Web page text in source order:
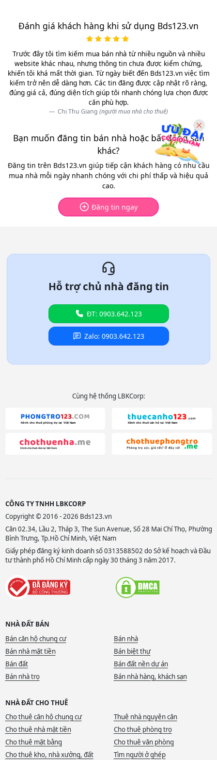
Đánh giá khách hàng khi sử dụng Bds123.vn
Trước đây tôi tìm kiếm mua bán nhà từ nhiều nguồn và nhiều
website khác nhau, nhưng thông tin chưa được kiểm chứng,
khiến tôi khá mất thời gian. Từ ngày biết đến Bds123.vn việc tìm
kiếm trở nên dễ dàng hơn. Các tin đăng được cập nhật rõ ràng,
đúng giá cả, đúng diện tích giúp tôi nhanh chóng lựa chọn được
căn phù hợp.
Chị Thu Giang (người mua nhà cho thuê)
Bạn muốn đăng tin bán nhà hoặc bất động sản
khác?
Đăng tin trên Bds123.vn giúp tiếp cận khách hàng có nhu cầu
mua nhà mỗi ngày nhanh chóng với chi phí thấp và hiệu quả
cao.
Đăng tin ngay
Hỗ trợ chủ nhà đăng tin
ĐT: 0903.642.123
Zalo: 0903.642.123
Cùng hệ thống LBKCorp:
CÔNG TY TNHH LBKCORP
Copyright © 2016 - 2026 Bds123.vn
Căn 02.34, Lầu 2, Tháp 3, The Sun Avenue, Số 28 Mai Chí Thọ, Phường
Bình Trưng, Tp.Hồ Chí Minh, Việt Nam
Giấy phép đăng ký kinh doanh số 0313588502 do Sở kế hoạch và Đầu
tư thành phố Hồ Chí Minh cấp ngày 30 tháng 3 năm 2017.
NHÀ ĐẤT BÁN
Bán căn hộ chung cư
Bán nhà
Bán nhà mặt tiền
Bán biệt thự
Bán đất
Bán đất nền dự án
Bán nhà trọ
Bán nhà hàng, khách sạn
NHÀ ĐẤT CHO THUÊ
Cho thuê căn hộ chung cư
Thuê nhà nguyên căn
Cho thuê nhà mặt tiền
Cho thuê phòng trọ
Cho thuê mặt bằng
Cho thuê văn phòng
Cho thuê kho, nhà xưởng, đất
Tìm người ở ghép